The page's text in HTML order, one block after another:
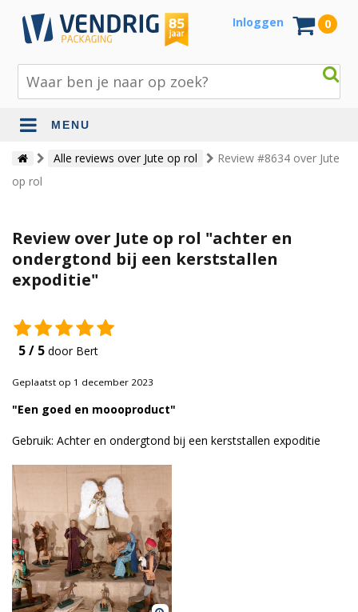
Inloggen 0
MENU
Beschermingsmateriaal
Bouw- en tuinmaterialen
Jute en lopers
Papier en karton
Verhuismaterialen
Bedrukte verpakkingen
Alle reviews over Jute op rol
Review #8634 over Jute
op rol
Review over Jute op rol "achter en
ondergtond bij een kerststallen
expoditie"
5 / 5 door Bert
Geplaatst op 1 december 2023
"Een goed en moooproduct"
Gebruik: Achter en ondergtond bij een kerststallen expoditie